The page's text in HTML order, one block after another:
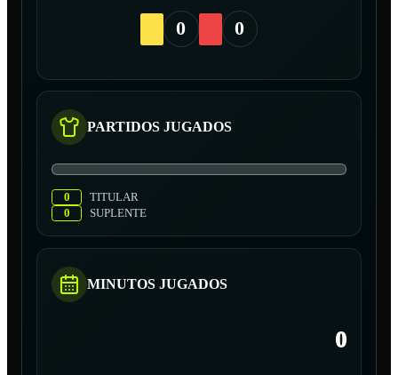
0 0
PARTIDOS JUGADOS
0
TITULAR
0
SUPLENTE
MINUTOS JUGADOS
0